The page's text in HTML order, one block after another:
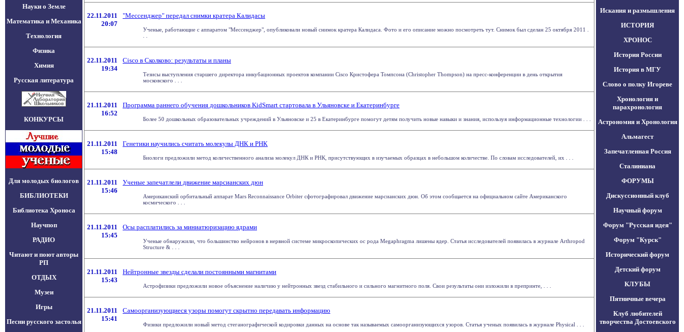
Науки о Земле
Математика и Механика
Технология
Физика
Химия
Русская литература
КОНКУРСЫ
Для молодых биологов
БИБЛИОТЕКИ
Библиотека Хроноса
Научпоп
РАДИО
Читают и поют авторы
РП
ОТДЫХ
Музеи
Игры
Песни русского застолья
22.11.2011
20:07
"Мессенджер" передал снимки кратера Калидасы
Ученые, работающие с аппаратом "Мессенджер", опубликовали новый снимок кратера Калидаса. Фото и его описание можно посмотреть тут. Снимок был сделан 25 октября 2011 .
22.11.2011
19:34
Cisco в Сколково: результаты и планы
Тезисы выступления старшего директора инкубационных проектов компании Cisco Кристофера Томпсона (Сhristopher Thompson) на пресс-конференции в день открытия
московского . . .
21.11.2011
16:52
Программа раннего обучения дошкольников KidSmart стартовала в Ульяновске и Екатеринбурге
Более 50 дошкольных образовательных учреждений в Ульяновске и 25 в Екатеринбурге помогут детям получить новые навыки и знания, используя информационные технологии . . .
21.11.2011
15:48
Генетики научились считать молекулы ДНК и РНК
Биологи предложили метод количественного анализа молекул ДНК и РНК, присутствующих в изучаемых образцах в небольшом количестве. По словам исследователей, их . . .
21.11.2011
15:46
Ученые запечатлели движение марсианских дюн
Американский орбитальный аппарат Mars Reconnaissance Orbiter сфотографировал движение марсианских дюн. Об этом сообщается на официальном сайте Американского
космического . . .
21.11.2011
15:45
Осы расплатились за миниатюризацию ядрами
Ученые обнаружили, что большинство нейронов в нервной системе микроскопических ос рода Megaphragma лишены ядер. Статья исследователей появилась в журнале Arthropod
Structure & . . .
21.11.2011
15:43
Нейтронные звезды сделали постоянными магнитами
Астрофизики предложили новое объяснение наличию у нейтронных звезд стабильного и сильного магнитного поля. Свои результаты они изложили в препринте, . . .
21.11.2011
15:41
Самоорганизующиеся узоры помогут скрытно передавать информацию
Физики предложили новый метод стеганографической кодировки данных на основе так называемых самоорганизующихся узоров. Статья ученых появилась в журнале Physical . . .
Искания и размышления
ИСТОРИЯ
ХРОНОС
История России
История в МГУ
Слово о полку Игореве
Хронология и
парахронология
Астрономия и Хронология
Альмагест
Запечатленная Россия
Сталиниана
ФОРУМЫ
Дискуссионный клуб
Научный форум
Форум "Русская идея"
Форум "Курск"
Исторический форум
Детский форум
КЛУБЫ
Пятничные вечера
Клуб любителей
творчества Достоевского